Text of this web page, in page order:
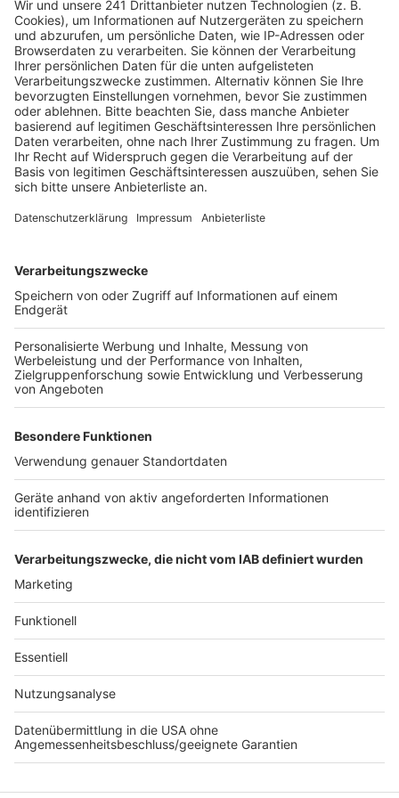
Veröffentlicht:Donnerstag, 20.04.2023 13:10
Anzeige
Die Überquerung des Kölner Randkanals nimmt dabei
längere Zeit in Anspruch, sodass der Transport am
Samstag auf der L183 parken muss. Allerdings ist das
Fahrzeug samt Ladung riesig: die Stadt spricht von
über 100 Metern Länge und sechs Metern Breite.
Straße Samstag voll gesperrt. Es gibt eine Umleitung.
Auch die Überquerung der Unterführung Am
am Sonntag zwischen der Einmündung Hahnenstraße
und der Kreuzung mit der Venloer Straße vollgesperrt
werden. Für den Kfz-Verkehr mit Fahrtziel Stommeln
Nettegasse und Hahnenstraße eingerichtet. Der Kfz-
Verkehr mit dem Fahrtziel Pulheim wird über die L 183,
Pulheimer Straße, Worringer Straße, Auf dem Driesch,
Farehamstraße, Rathausstraße, Steinstraße und
Venloer Straße umgeleitet. Für Rad- und Fußverkehr
bleibt der Bereich passierbar.
Anzeige
Anzeige